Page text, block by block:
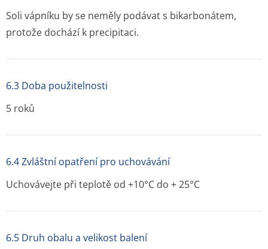
Soli vápníku by se neměly podávat s bikarbonátem,
protože dochází k precipitaci.
6.3 Doba použitelnosti
5 roků
6.4 Zvláštní opatření pro uchovávání
Uchovávejte při teplotě od +10°C do + 25°C
6.5 Druh obalu a velikost balení